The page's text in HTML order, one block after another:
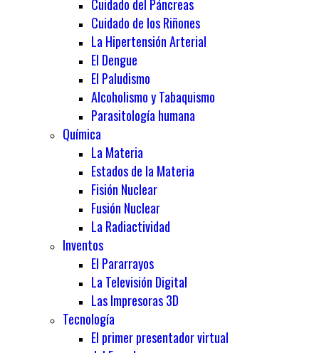
Cuidado del Páncreas
Cuidado de los Riñones
La Hipertensión Arterial
El Dengue
El Paludismo
Alcoholismo y Tabaquismo
Parasitología humana
Química
La Materia
Estados de la Materia
Fisión Nuclear
Fusión Nuclear
La Radiactividad
Inventos
El Pararrayos
La Televisión Digital
Las Impresoras 3D
Tecnología
El primer presentador virtual